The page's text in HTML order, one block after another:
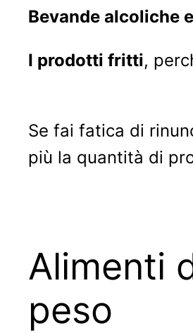
Bevande alcoliche
I prodotti fritti,
Se fai fatica di
più la quantità di
Alimenti
peso